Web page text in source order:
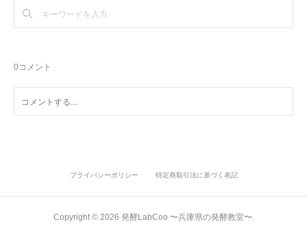
0コメント
プライバシーポリシー 特定商取引法に基づく表記
Copyright © 2026 発酵LabCoo 〜兵庫県の発酵教室〜.